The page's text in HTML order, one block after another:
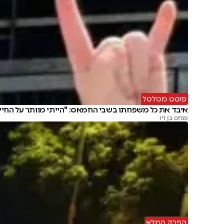
פוסט מטלטל
איבד את כל משפחתו בשבי החמאס: "הייתי מוותר על
פנחס בן זיו